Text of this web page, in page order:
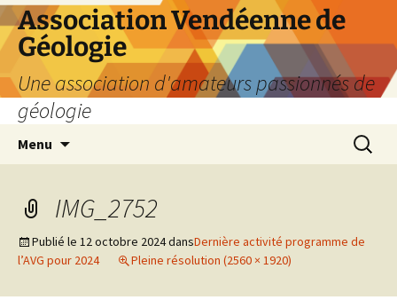
Aller
au
contenu
Association Vendéenne de
Géologie
Une association d'amateurs passionnés de
géologie
Menu
IMG_2752
Publié le 12 octobre 2024dansDernière activité programme de
l’AVG pour 2024
Pleine résolution (2560 × 1920)